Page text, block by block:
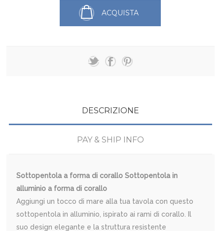
ACQUISTA
DESCRIZIONE
PAY & SHIP INFO
Sottopentola a forma di corallo Sottopentola in
alluminio a forma di corallo
Aggiungi un tocco di mare alla tua tavola con questo
sottopentola in alluminio, ispirato ai rami di corallo.
Il
suo design elegante e la struttura resistente